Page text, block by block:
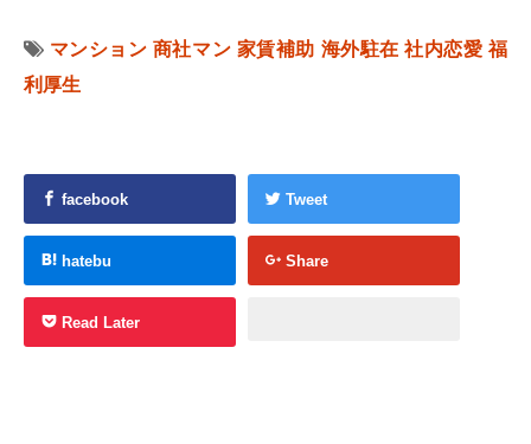
マンション 商社マン 家賃補助 海外駐在 社内恋愛 福
利厚生
facebook Tweet
hatebu Share
Read Later